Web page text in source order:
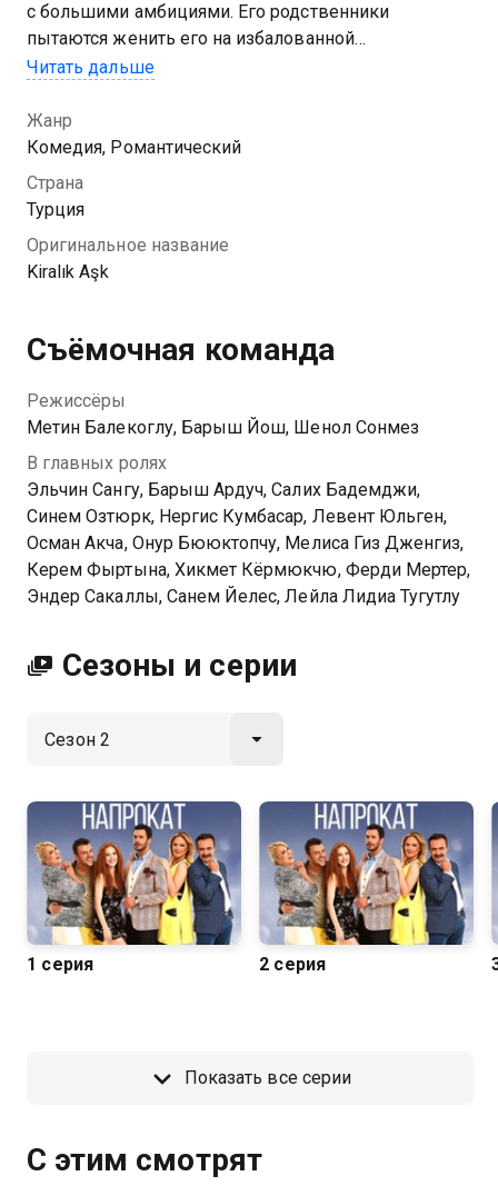
с большими амбициями. Его родственники
пытаются женить его на избалованной
и меркантильной красотке Ясмин, но он не доверяет
протеста он целует официантку Дефне на глазах
своей тёти, которая больше прочих мечтает
остепенить племянника. Тётя решает подкупить
девушку, чтобы та окрутила и женила Омера
на себе. Дефне это претит, но она соглашается, ведь
ей нужны деньги, чтобы помочь своей семье.
хорошем HD качестве на Казахтелеком
Читать дальше
Жанр
Комедия, Романтический
Страна
Турция
Оригинальное название
Kiralık Aşk
Съёмочная команда
Режиссёры
Метин Балекоглу, Барыш Йош, Шенол Сонмез
В главных ролях
Эльчин Сангу, Барыш Ардуч, Салих Бадемджи,
Синем Озтюрк, Нергис Кумбасар, Левент Юльген,
Осман Акча, Онур Бююктопчу, Мелиса Гиз Дженгиз,
Керем Фыртына, Хикмет Кёрмюкчю, Ферди Мертер,
Эндер Сакаллы, Санем Йелес, Лейла Лидиа Тугутлу
Сезоны и серии
1 серия 2 серия
Показать все серии
С этим смотрят